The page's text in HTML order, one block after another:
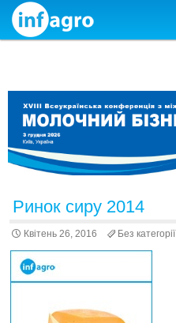
Skip to content
Ринок сиру 2014
Квітень 26, 2016 Без категорії